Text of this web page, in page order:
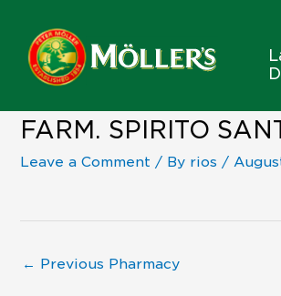
content
FARM. SPIRITO
Leave a Comment / By rios /
← Previous Pharmacy